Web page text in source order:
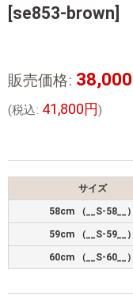
[se853-brown]
販売価格: 38,000
(税込: 41,800円)
サイズ
58cm （__S-58__）
59cm （__S-59__）
60cm （__S-60__）